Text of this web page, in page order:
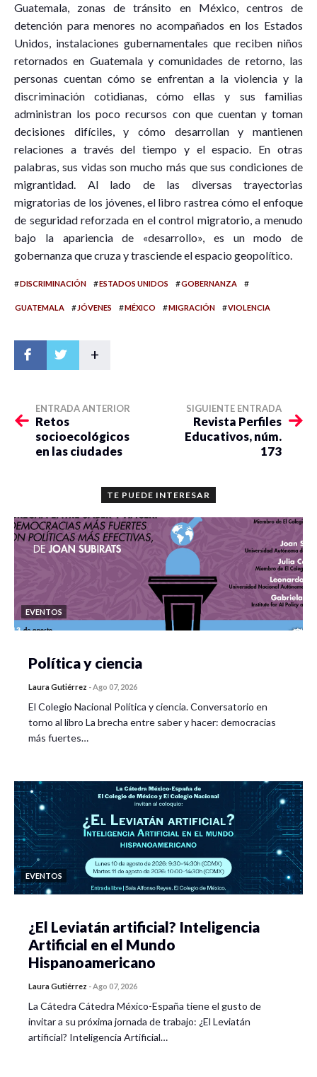
Guatemala, zonas de tránsito en México, centros de
detención para menores no acompañados en los Estados
Unidos, instalaciones gubernamentales que reciben niños
retornados en Guatemala y comunidades de retorno, las
personas cuentan cómo se enfrentan a la violencia y la
discriminación cotidianas, cómo ellas y sus familias
administran los poco recursos con que cuentan y toman
decisiones difíciles, y cómo desarrollan y mantienen
relaciones a través del tiempo y el espacio. En otras
palabras, sus vidas son mucho más que sus condiciones de
migrantidad. Al lado de las diversas trayectorias
migratorias de los jóvenes, el libro rastrea cómo el enfoque
de seguridad reforzada en el control migratorio, a menudo
bajo la apariencia de «desarrollo», es un modo de
gobernanza que cruza y trasciende el espacio geopolítico.
#DISCRIMINACIÓN #ESTADOS UNIDOS #GOBERNANZA #
GUATEMALA #JÓVENES #MÉXICO #MIGRACIÓN #VIOLENCIA
+
ENTRADA ANTERIOR
Retos
socioecológicos
en las ciudades
SIGUIENTE ENTRADA
Revista Perfiles
Educativos, núm.
173
TE PUEDE INTERESAR
EVENTOS
Política y ciencia
Laura Gutiérrez -Ago 07, 2026
El Colegio Nacional Política y ciencia. Conversatorio en
torno al libro La brecha entre saber y hacer: democracias
más fuertes…
EVENTOS
¿El Leviatán artificial? Inteligencia
Artificial en el Mundo
Hispanoamericano
Laura Gutiérrez -Ago 07, 2026
La Cátedra Cátedra México-España tiene el gusto de
invitar a su próxima jornada de trabajo: ¿El Leviatán
artificial? Inteligencia Artificial…